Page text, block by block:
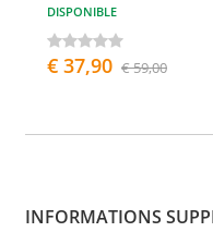
DISPONIBLE
€ 37,90 € 59,00
INFORMATIONS